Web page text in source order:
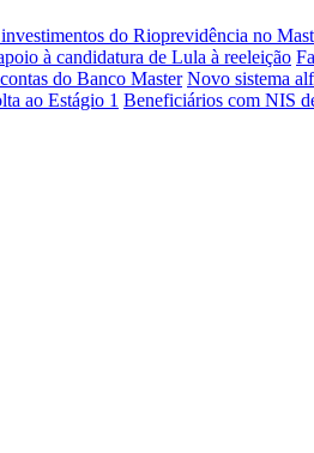
investimentos do Rioprevidência no
à candidatura de Lula à reeleição
do Banco Master Novo sistema
ao Estágio 1 Beneficiários com NIS